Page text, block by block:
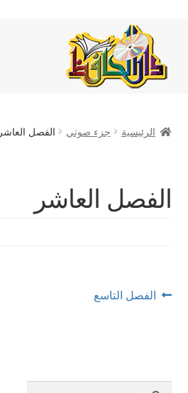
navigation
content
المكتبة المرئية
فروعنا
الرئيسية جزء صوتي الفصل العاشر
الفصل العاشر
تصفّح
Previous
الفصل التاسع